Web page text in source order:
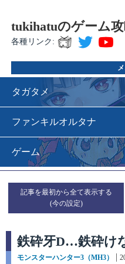
tukihatuのゲーム
各種リンク:
タガタメ
ファンキルオルタナ
ゲーム
記事を最初から全て表示する
鉄砕牙D…鉄砕け
カ
モンスターハンター3（MH3）